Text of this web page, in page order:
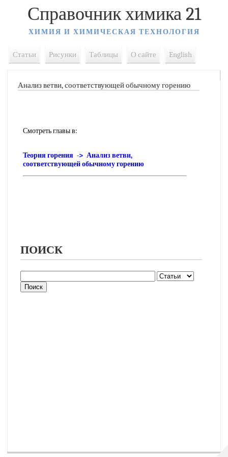
Справочник химика 21
ХИМИЯ И ХИМИЧЕСКАЯ ТЕХНОЛОГИЯ
Статьи Рисунки Таблицы О сайте English
Анализ ветви, соответствующей обычному горению
Смотреть главы в:
Теория горения -> Анализ ветви,
соответствующей обычному горению
ПОИСК